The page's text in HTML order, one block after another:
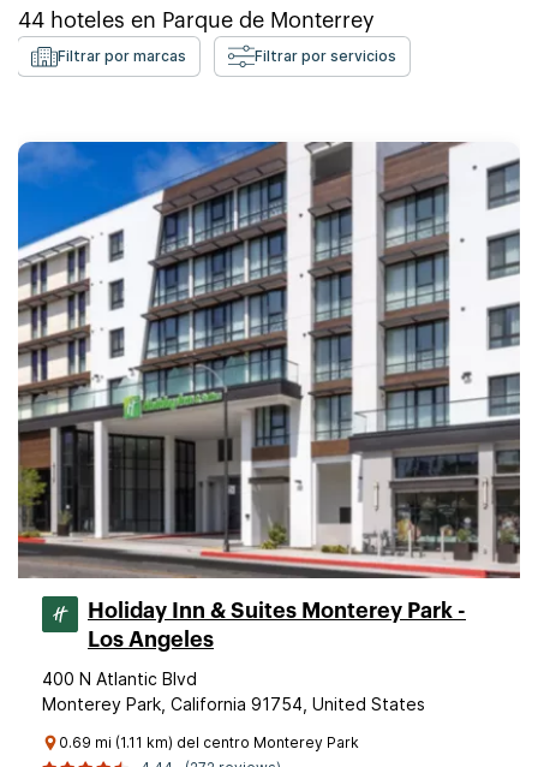
44 hoteles en Parque de Monterrey
Filtrar por marcas Filtrar por servicios
Holiday Inn & Suites Monterey Park -
Los Angeles
400 N Atlantic Blvd
Monterey Park, California 91754, United States
0.69 mi (1.11 km) del centro Monterey Park